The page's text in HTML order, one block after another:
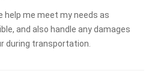
help me meet my needs as
and also handle any damages
during transportation.